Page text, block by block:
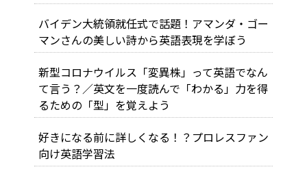
バイデン大統領就任式で話題！アマンダ・ゴー
マンさんの美しい詩から英語表現を学ぼう
新型コロナウイルス「変異株」って英語でなん
て言う？／英文を一度読んで「わかる」力を得
るための「型」を覚えよう
好きになる前に詳しくなる！？プロレスファン
向け英語学習法